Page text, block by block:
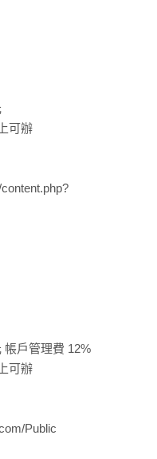
可辦
帳戶管理費 12%
可辦
Public